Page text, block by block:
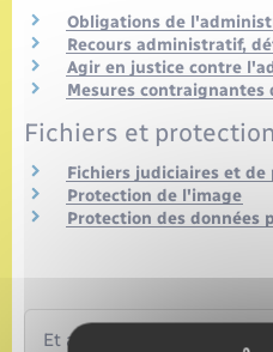
Obligations de
Recours administratif,
Agir en justice contre
Mesures
Fichiers et
Fichiers judiciaires et
Protection de l'image
Protection des données
Et aussi